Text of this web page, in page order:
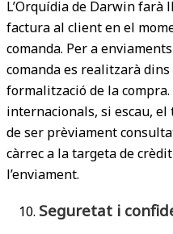
L’Orquídia de Darwin
factura al client en el
comanda. Per a
comanda es realitzarà
formalització de la
internacionals, si escau,
de ser prèviament
càrrec a la targeta de
l’enviament.
Seguretat i